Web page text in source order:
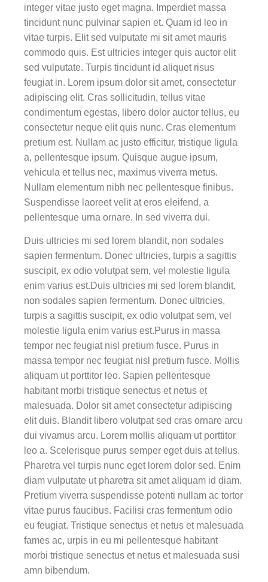
integer vitae justo eget magna. Imperdiet massa
tincidunt nunc pulvinar sapien et. Quam id leo in
vitae turpis. Elit sed vulputate mi sit amet mauris
commodo quis. Est ultricies integer quis auctor elit
sed vulputate. Turpis tincidunt id aliquet risus
feugiat in. Lorem ipsum dolor sit amet, consectetur
adipiscing elit. Cras sollicitudin, tellus vitae
condimentum egestas, libero dolor auctor tellus, eu
consectetur neque elit quis nunc. Cras elementum
pretium est. Nullam ac justo efficitur, tristique ligula
a, pellentesque ipsum. Quisque augue ipsum,
vehicula et tellus nec, maximus viverra metus.
Nullam elementum nibh nec pellentesque finibus.
Suspendisse laoreet velit at eros eleifend, a
pellentesque urna ornare. In sed viverra dui.
Duis ultricies mi sed lorem blandit, non sodales
sapien fermentum. Donec ultricies, turpis a sagittis
suscipit, ex odio volutpat sem, vel molestie ligula
enim varius est.Duis ultricies mi sed lorem blandit,
non sodales sapien fermentum. Donec ultricies,
turpis a sagittis suscipit, ex odio volutpat sem, vel
molestie ligula enim varius est.Purus in massa
tempor nec feugiat nisl pretium fusce. Purus in
massa tempor nec feugiat nisl pretium fusce. Mollis
aliquam ut porttitor leo. Sapien pellentesque
habitant morbi tristique senectus et netus et
malesuada. Dolor sit amet consectetur adipiscing
elit duis. Blandit libero volutpat sed cras ornare arcu
dui vivamus arcu. Lorem mollis aliquam ut porttitor
leo a. Scelerisque purus semper eget duis at tellus.
Pharetra vel turpis nunc eget lorem dolor sed. Enim
diam vulputate ut pharetra sit amet aliquam id diam.
Pretium viverra suspendisse potenti nullam ac tortor
vitae purus faucibus. Facilisi cras fermentum odio
eu feugiat. Tristique senectus et netus et malesuada
fames ac, urpis in eu mi pellentesque habitant
morbi tristique senectus et netus et malesuada susi
amn bibendum.